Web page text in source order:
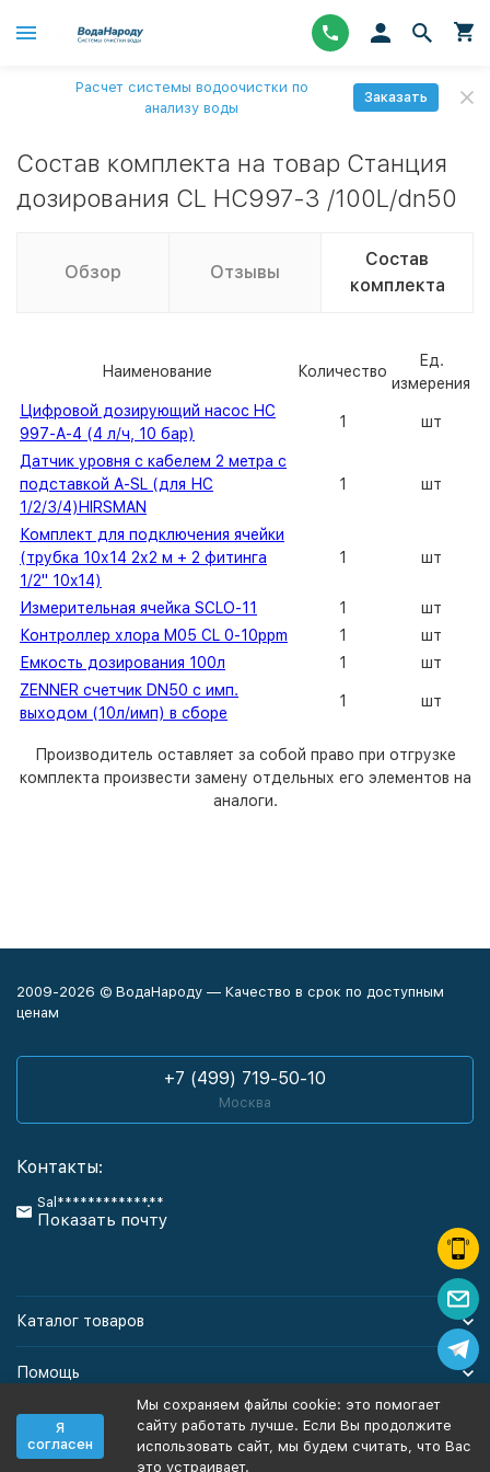
Расчет системы водоочистки по
анализу воды
Заказать
Состав комплекта на товар Станция
дозирования CL HC997-3 /100L/dn50
Обзор Отзывы
Состав
комплекта
Наименование Количество
Ед.
измерения
Цифровой дозирующий насос HC
997-A-4 (4 л/ч, 10 бар)
1 шт
Датчик уровня с кабелем 2 метра с
подставкой A-SL (для НС
1/2/3/4)HIRSMAN
1 шт
Комплект для подключения ячейки
(трубка 10х14 2х2 м + 2 фитинга
1/2" 10x14)
1 шт
Измерительная ячейка SCLO-11 1
шт
Контроллер хлора M05 CL 0-10ppm
1
шт
Емкость дозирования 100л
1
шт
ZENNER счетчик DN50 с имп.
выходом (10л/имп) в сборе
1 шт
Производитель оставляет за собой право при отгрузке
комплекта произвести замену отдельных его элементов на
аналоги.
2009-2026 © ВодаНароду — Качество в срок по доступным
ценам
+7 (499) 719-50-10
Москва
Контакты:
Sal************.**
Показать почту
Каталог товаров
Помощь
Информация
Я
согласен
Мы сохраняем файлы cookie: это помогает
сайту работать лучше. Если Вы продолжите
использовать сайт, мы будем считать, что Вас
это устраивает.